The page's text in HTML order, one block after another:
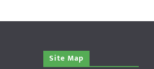
Site Map